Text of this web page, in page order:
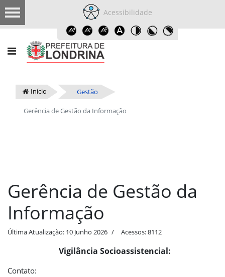
Acessibilidade
Início Gestão
Gerência de Gestão da Informação
Gerência de Gestão da
Informação
Última Atualização: 10 Junho 2026 Acessos: 8112
Vigilância Socioassistencial:
Contato: